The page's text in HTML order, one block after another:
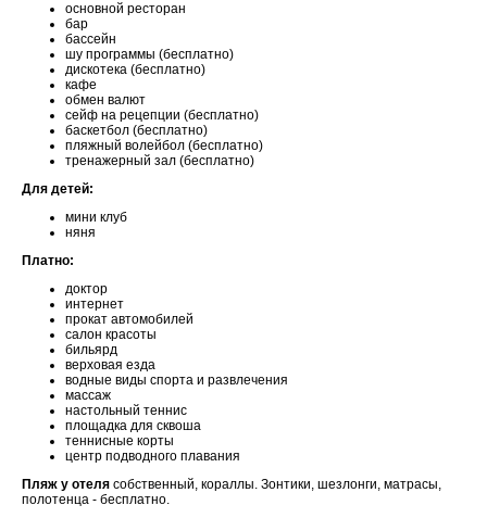
основной ресторан
бар
бассейн
шу программы (бесплатно)
дискотека (бесплатно)
кафе
обмен валют
сейф на рецепции (бесплатно)
баскетбол (бесплатно)
пляжный волейбол (бесплатно)
тренажерный зал (бесплатно)
Для детей:
мини клуб
няня
Платно:
доктор
интернет
прокат автомобилей
салон красоты
бильярд
верховая езда
водные виды спорта и развлечения
массаж
настольный теннис
площадка для сквоша
теннисные корты
центр подводного плавания
Пляж у отеля собственный, кораллы. Зонтики, шезлонги, матрасы,
полотенца - бесплатно.